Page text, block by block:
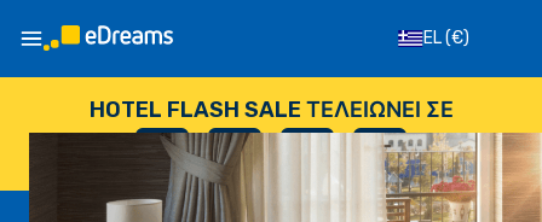
EL(€)
HOTEL FLASH SALE ΤΕΛΕΙΏΝΕΙ ΣΕ
--
ΗΜΈΡΕΣ
: --
ΏΡΕΣ
: --
ΔΕΥΤΕΡΌΛΕΠΤΑ